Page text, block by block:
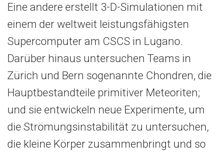
Eine andere erstellt 3-D-Simulationen mit
einem der weltweit leistungsfähigsten
Supercomputer am CSCS in Lugano.
Darüber hinaus untersuchen Teams in
Zürich und Bern sogenannte Chondren, die
Hauptbestandteile primitiver Meteoriten;
und sie entwickeln neue Experimente, um
die Strömungsinstabilität zu untersuchen,
die kleine Körper zusammenbringt und so